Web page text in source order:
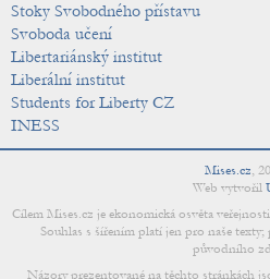
Stoky Svobodného přístavu
Svoboda učení
Libertariánský institut
Liberální institut
Students for Liberty CZ
INESS
Mises.cz,
Web vytvořil
Cílem Mises.cz je ekonomická osvěta
Souhlas s šířením platí jen pro naše
původního
Názory prezentované na těchto stránkách